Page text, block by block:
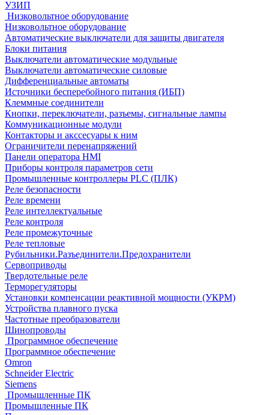
УЗИП
Низковольтное оборудование
Низковольтное оборудование
Автоматические выключатели для защиты двигателя
Блоки питания
Выключатели автоматические модульные
Выключатели автоматические силовые
Дифференциальные автоматы
Источники бесперебойного питания (ИБП)
Клеммные соединители
Кнопки, переключатели, разъемы, сигнальные лампы
Коммуникационные модули
Контакторы и акссесуары к ним
Ограничители перенапряжений
Панели оператора HMI
Приборы контроля параметров сети
Промышленные контроллеры PLC (ПЛК)
Реле безопасности
Реле времени
Реле интеллектуальные
Реле контроля
Реле промежуточные
Реле тепловые
Рубильники.Разъединители.Предохранители
Сервоприводы
Твердотельные реле
Терморегуляторы
Установки компенсации реактивной мощности (УКРМ)
Устройства плавного пуска
Частотные преобразователи
Шинопроводы
Программное обеспечение
Программное обеспечение
Omron
Schneider Electric
Siemens
Промышленные ПК
Промышленные ПК